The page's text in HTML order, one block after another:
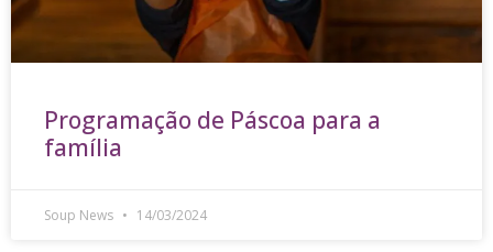
Programação de Páscoa para a
família
Soup News 14/03/2024